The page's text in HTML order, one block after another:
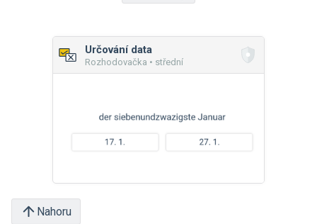
Určování data
Rozhodovačka • střední
Nahoru